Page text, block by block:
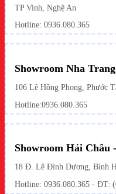
TP Vinh, Nghệ An
Hotline: 0936.080.365
Showroom Nha
106 Lê Hồng Phong, Phước
Hotline:0936.080.365
Showroom Hải Châu
18 Đ. Lê Đình Dương, Bình
Hotline: 0936.080.365 - ĐT: